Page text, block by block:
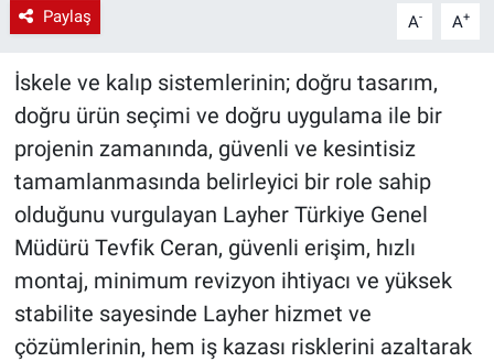
Paylaş A- A+
İskele ve kalıp sistemlerinin; doğru tasarım,
doğru ürün seçimi ve doğru uygulama ile bir
projenin zamanında, güvenli ve kesintisiz
tamamlanmasında belirleyici bir role sahip
olduğunu vurgulayan Layher Türkiye Genel
Müdürü Tevfik Ceran, güvenli erişim, hızlı
montaj, minimum revizyon ihtiyacı ve yüksek
stabilite sayesinde Layher hizmet ve
çözümlerinin, hem iş kazası risklerini azaltarak